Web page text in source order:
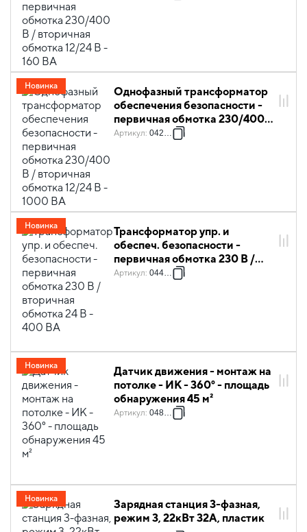
Однофазный трансформатор
обеспечения безопасности -
первичная обмотка 230/400 В
/ вторичная обмотка 12/24 В -
Артикул: 042849
Новинка
Трансформатор упр. и
обеспеч. безопасности -
первичная обмотка 230 В /
вторичная обмотка 24 В - 400
Артикул: 044216
Новинка
Датчик движения - монтаж на
потолке - ИК - 360° - площадь
обнаружения 45 м²
Артикул: 048807
Новинка
Зарядная станция 3-фазная,
режим 3, 22кВт 32А, пластик
Новинка